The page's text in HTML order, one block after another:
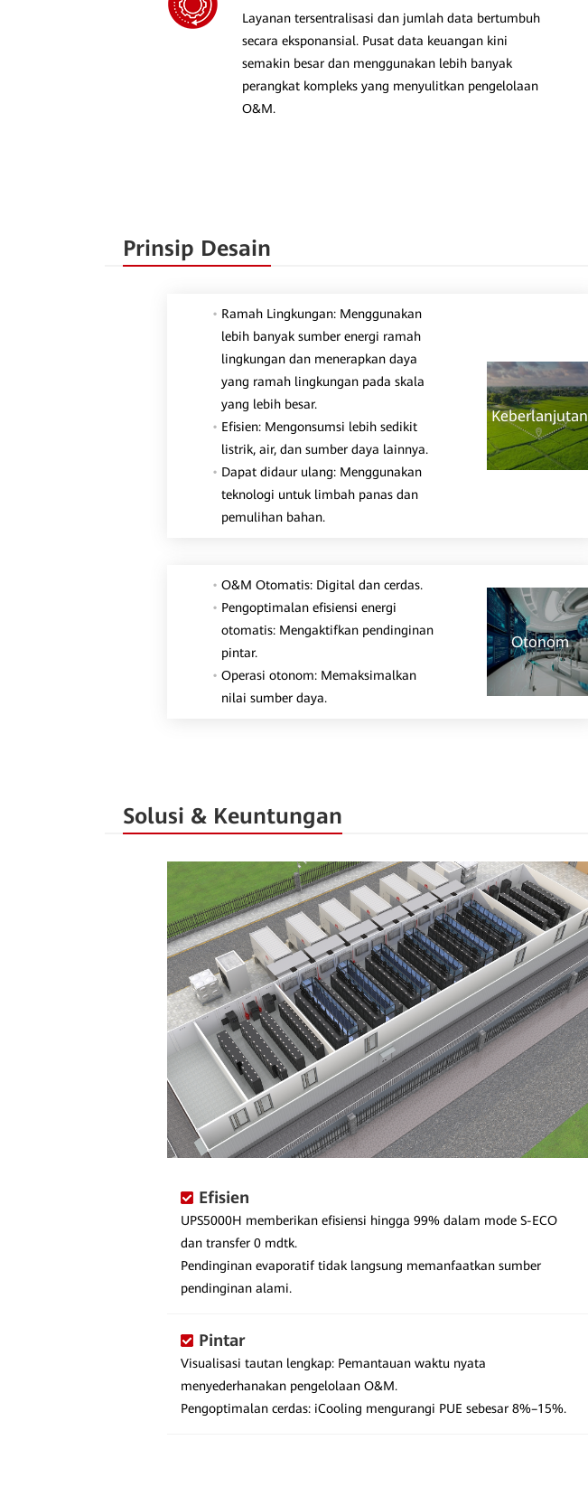
Layanan tersentralisasi dan jumlah data bertumbuh
secara eksponansial. Pusat data keuangan kini
semakin besar dan menggunakan lebih banyak
perangkat kompleks yang menyulitkan pengelolaan
O&M.
Prinsip Desain
Ramah Lingkungan: Menggunakan
lebih banyak sumber energi ramah
lingkungan dan menerapkan daya
yang ramah lingkungan pada skala
yang lebih besar.
Efisien: Mengonsumsi lebih sedikit
listrik, air, dan sumber daya lainnya.
Dapat didaur ulang: Menggunakan
teknologi untuk limbah panas dan
pemulihan bahan.
Keberlanjutan
O&M Otomatis: Digital dan cerdas.
Pengoptimalan efisiensi energi
otomatis: Mengaktifkan pendinginan
pintar.
Operasi otonom: Memaksimalkan
nilai sumber daya.
Otonom
Solusi & Keuntungan
Efisien
UPS5000H memberikan efisiensi hingga 99% dalam mode S-ECO
dan transfer 0 mdtk.
Pendinginan evaporatif tidak langsung memanfaatkan sumber
pendinginan alami.
Pintar
Visualisasi tautan lengkap: Pemantauan waktu nyata
menyederhanakan pengelolaan O&M.
Pengoptimalan cerdas: iCooling mengurangi PUE sebesar 8%–15%.